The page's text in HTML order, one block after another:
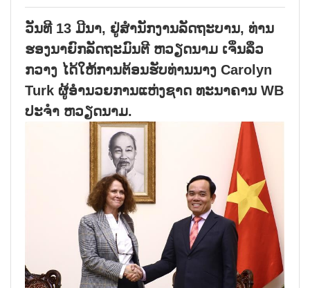
ວັນທີ 13 ມີນາ, ຢູ່ສຳນັກງານລັດຖະບານ, ທ່ານ
ຮອງນາຍົກລັດຖະມົນຕີ ຫວຽດນາມ ເຈິ່ນລຶວ
ກວາງ ໄດ້ໃຫ້ການຕ້ອນຮັບທ່ານນາງ Carolyn
Turk ຜູ້ອຳນວຍການແຫ່ງຊາດ ທະນາຄານ WB
ປະຈຳ ຫວຽດນາມ.